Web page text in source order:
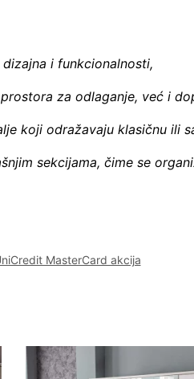
i funkcionalnosti,
za odlaganje, već i
koji odražavaju klasičnu ili
sekcijama, čime se
MasterCard akcija